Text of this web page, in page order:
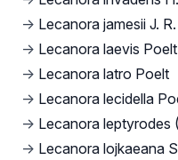
→ Lecanora jamesii J.
→ Lecanora laevis Poelt
→ Lecanora latro Poelt
→ Lecanora lecidella
→ Lecanora leptyrodes
→ Lecanora lojkaeana